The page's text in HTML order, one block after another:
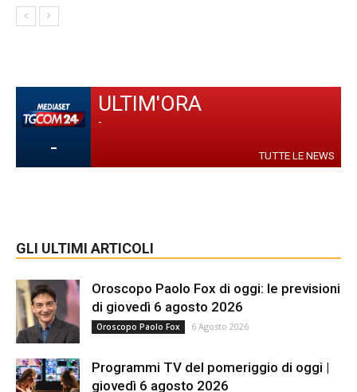
-
ULTIM'ORA
-
TUTTE LE NEWS
GLI ULTIMI ARTICOLI
Oroscopo Paolo Fox di oggi: le previsioni
di giovedì 6 agosto 2026
Oroscopo Paolo Fox 6 Agosto 2026
Programmi TV del pomeriggio di oggi |
giovedì 6 agosto 2026